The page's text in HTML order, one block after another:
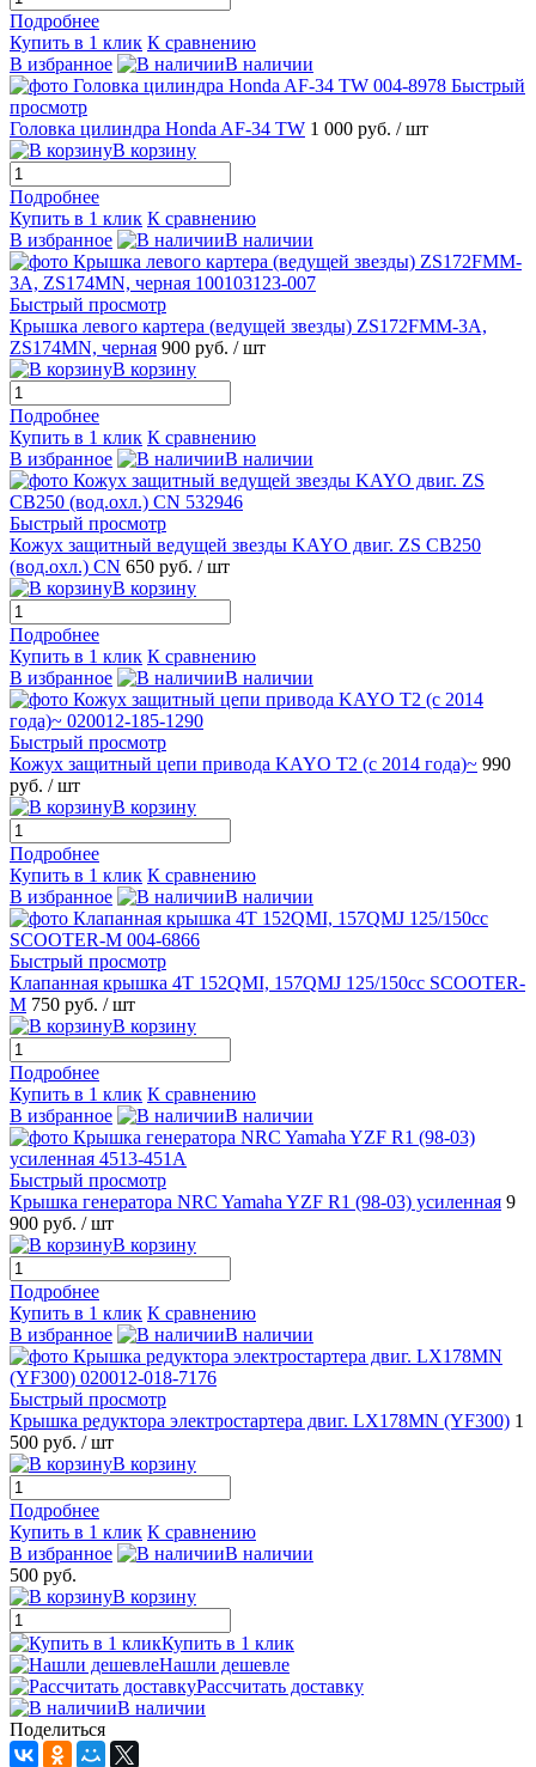
Подробнее
Купить в 1 клик К сравнению
В избранное
В наличии
Быстрый
просмотр
Головка цилиндра Honda AF-34 TW 1 000 руб. / шт
В корзину
Подробнее
Купить в 1 клик К сравнению
В избранное
В наличии
Быстрый просмотр
Крышка левого картера (ведущей звезды) ZS172FMM-3A,
ZS174MN, черная 900 руб. / шт
В корзину
Подробнее
Купить в 1 клик К сравнению
В избранное
В наличии
Быстрый просмотр
Кожух защитный ведущей звезды KAYO двиг. ZS CB250
(вод.охл.) CN 650 руб. / шт
В корзину
Подробнее
Купить в 1 клик К сравнению
В избранное
В наличии
Быстрый просмотр
Кожух защитный цепи привода KAYO T2 (с 2014 года)~ 990
руб. / шт
В корзину
Подробнее
Купить в 1 клик К сравнению
В избранное
В наличии
Быстрый просмотр
Клапанная крышка 4T 152QMI, 157QMJ 125/150сс SCOOTER-
M 750 руб. / шт
В корзину
Подробнее
Купить в 1 клик К сравнению
В избранное
В наличии
Быстрый просмотр
Крышка генератора NRC Yamaha YZF R1 (98-03) усиленная 9
900 руб. / шт
В корзину
Подробнее
Купить в 1 клик К сравнению
В избранное
В наличии
Быстрый просмотр
Крышка редуктора электростартера двиг. LX178MN (YF300) 1
500 руб. / шт
В корзину
Подробнее
Купить в 1 клик К сравнению
В избранное
В наличии
500 руб.
В корзину
Купить в 1 клик
Нашли дешевле
Рассчитать доставку
В наличии
Поделиться